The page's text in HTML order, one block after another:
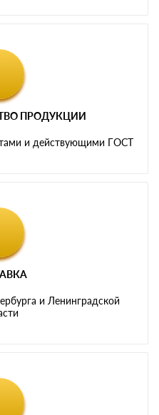
ПРОДУКЦИИ
и действующими ГОСТ
и Ленинградской